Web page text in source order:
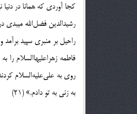
كجا آوردى كه همانا در دنيا
رشيدالدين فضل‌الله ميبدى
راحيل بر منبرى سپيد
به زنى به تو دادم.» (21)